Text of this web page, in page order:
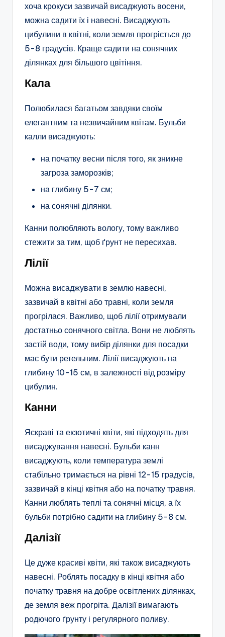
хоча крокуси зазвичай висаджують восени,
можна садити їх і навесні. Висаджують
цибулини в квітні, коли земля прогріється до
5-8 градусів. Краще садити на сонячних
ділянках для більшого цвітіння.
Кала
Полюбилася багатьом завдяки своїм
елегантним та незвичайним квітам. Бульби
калли висаджують:
на початку весни після того, як зникне
загроза заморозків;
на глибину 5-7 см;
на сонячні ділянки.
Канни полюбляють вологу, тому важливо
стежити за тим, щоб ґрунт не пересихав.
Лілії
Можна висаджувати в землю навесні,
зазвичай в квітні або травні, коли земля
прогрілася. Важливо, щоб лілії отримували
достатньо сонячного світла. Вони не люблять
застій води, тому вибір ділянки для посадки
має бути ретельним. Лілії висаджують на
глибину 10-15 см, в залежності від розміру
цибулин.
Канни
Яскраві та екзотичні квіти, які підходять для
висаджування навесні. Бульби канн
висаджують, коли температура землі
стабільно тримається на рівні 12-15 градусів,
зазвичай в кінці квітня або на початку травня.
Канни люблять теплі та сонячні місця, а їх
бульби потрібно садити на глибину 5-8 см.
Далізії
Це дуже красиві квіти, які також висаджують
навесні. Роблять посадку в кінці квітня або
початку травня на добре освітлених ділянках,
де земля веж прогріта. Далізії вимагають
родючого ґрунту і регулярного поливу.